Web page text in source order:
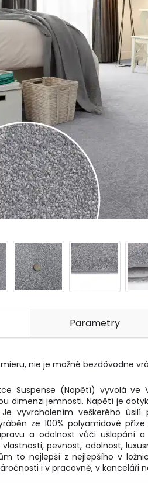
Parametry
nie je možné bezdôvodne
Suspense (Napětí) vyvolá ve
dimenzi jemnosti. Napětí je
vyvrcholením veškerého úsilí
ze 100% polyamidové
a odolnost vůči ušlapání a
pevnost, odolnost,
to nejlepší z nejlepšího v
i v pracovně, v kanceláři